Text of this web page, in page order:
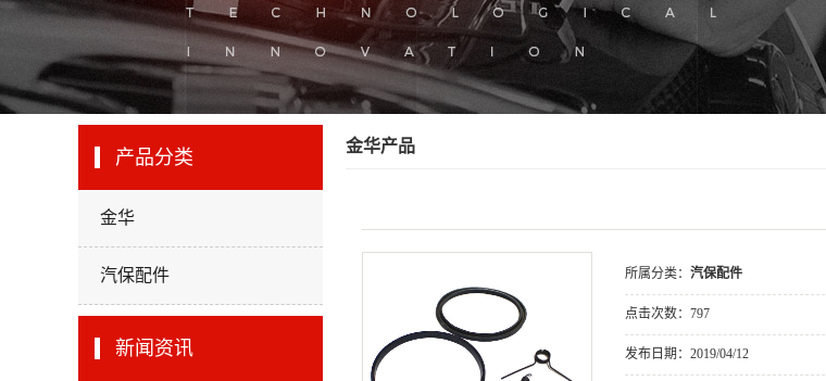
产品分类
金华
汽保配件
新闻资讯
金华产品
所属分类： 汽保配件
点击次数： 797
发布日期： 2019/04/12